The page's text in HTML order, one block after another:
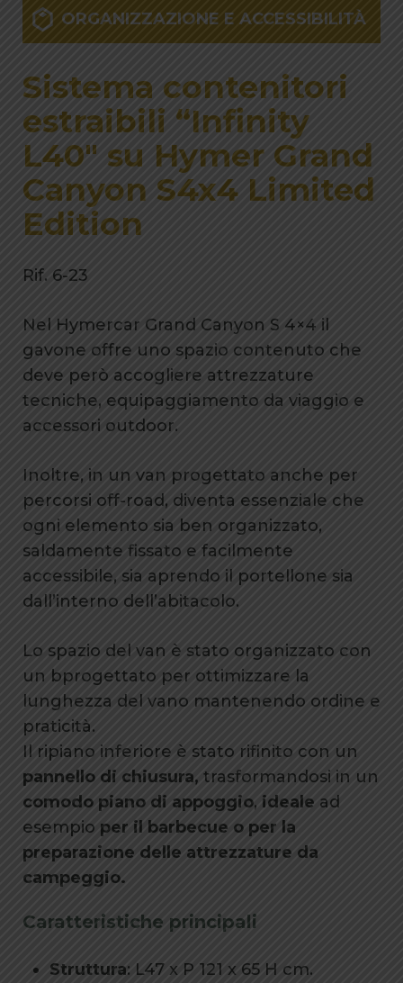
ORGANIZZAZIONE E ACCESSIBILITÀ
Sistema contenitori
estraibili “Infinity
L40″ su Hymer Grand
Canyon S4x4 Limited
Edition
Rif. 6-23
Nel Hymercar Grand Canyon S 4×4 il
gavone offre uno spazio contenuto che
deve però accogliere attrezzature
tecniche, equipaggiamento da viaggio e
accessori outdoor.
Inoltre, in un van progettato anche per
percorsi off-road, diventa essenziale che
ogni elemento sia ben organizzato,
saldamente fissato e facilmente
accessibile, sia aprendo il portellone sia
dall’interno dell’abitacolo.
Lo spazio del van è stato organizzato con
un bprogettato per ottimizzare la
lunghezza del vano mantenendo ordine e
praticità.
Il ripiano inferiore è stato rifinito con un
pannello di chiusura, trasformandosi in un
comodo piano di appoggio, ideale ad
esempio per il barbecue o per la
preparazione delle attrezzature da
campeggio.
Caratteristiche principali
Struttura: L47 x P 121 x 65 H cm.